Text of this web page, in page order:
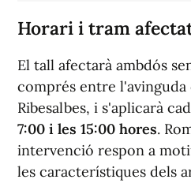
Horari i tram
El tall afectarà ambdós
comprés entre
Ribesalbes, i s'aplicarà
7:00 i les 15:00 hores.
intervenció respon a
les característiques dels